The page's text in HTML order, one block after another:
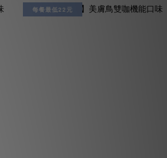
每餐最低22元